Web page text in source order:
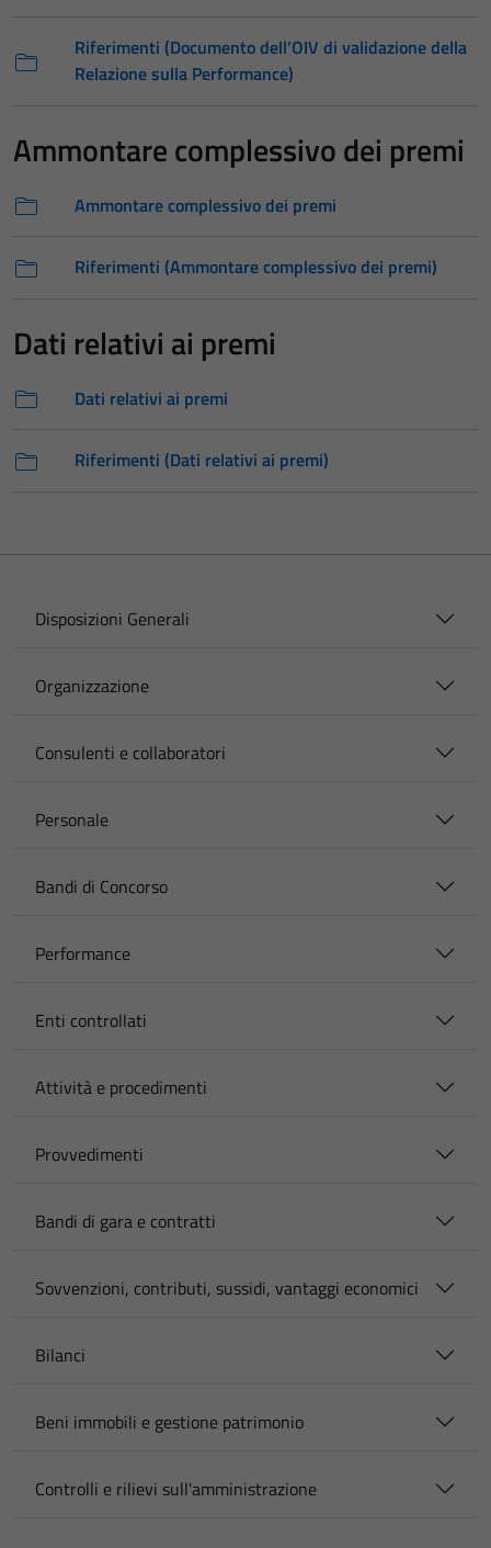
Riferimenti (Documento dell’OIV di validazione della
Relazione sulla Performance)
Ammontare complessivo dei premi
Ammontare complessivo dei premi
Riferimenti (Ammontare complessivo dei premi)
Dati relativi ai premi
Dati relativi ai premi
Riferimenti (Dati relativi ai premi)
Disposizioni Generali
Organizzazione
Consulenti e collaboratori
Personale
Bandi di Concorso
Performance
Enti controllati
Attività e procedimenti
Provvedimenti
Bandi di gara e contratti
Sovvenzioni, contributi, sussidi, vantaggi economici
Bilanci
Beni immobili e gestione patrimonio
Controlli e rilievi sull'amministrazione